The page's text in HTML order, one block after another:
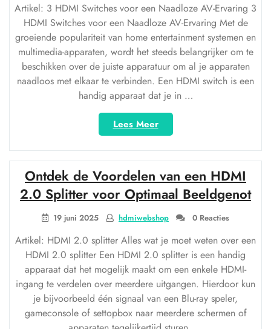
Artikel: 3 HDMI Switches voor een Naadloze AV-Ervaring 3
HDMI Switches voor een Naadloze AV-Ervaring Met de
groeiende populariteit van home entertainment systemen en
multimedia-apparaten, wordt het steeds belangrijker om te
beschikken over de juiste apparatuur om al je apparaten
naadloos met elkaar te verbinden. Een HDMI switch is een
handig apparaat dat je in …
Lees Meer“Top
3
HDMI
Switches
voor
een
Naadloze
AV-
Ontdek de Voordelen van een HDMI
2.0 Splitter voor Optimaal Beeldgenot
19 juni 2025 hdmiwebshop 0 Reacties
Artikel: HDMI 2.0 splitter Alles wat je moet weten over een
HDMI 2.0 splitter Een HDMI 2.0 splitter is een handig
apparaat dat het mogelijk maakt om een enkele HDMI-
ingang te verdelen over meerdere uitgangen. Hierdoor kun
je bijvoorbeeld één signaal van een Blu-ray speler,
gameconsole of settopbox naar meerdere schermen of